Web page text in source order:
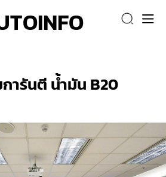
ารันตี น้ำมัน B20